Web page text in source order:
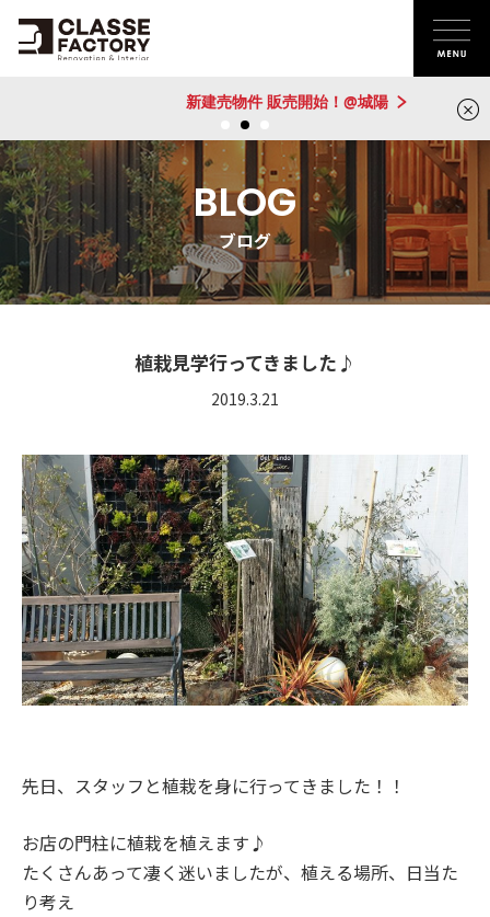
新建売物件 販売開始！@城陽
BLOG
ブログ
植栽見学行ってきました♪
2019.3.21
先日、スタッフと植栽を身に行ってきました！！
お店の門柱に植栽を植えます♪
たくさんあって凄く迷いましたが、植える場所、日当た
り考え